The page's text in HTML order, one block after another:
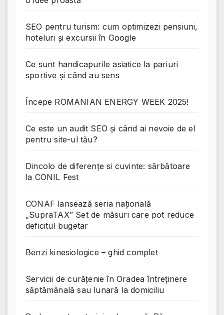
SEO pentru turism: cum optimizezi pensiuni,
hoteluri și excursii în Google
Ce sunt handicapurile asiatice la pariuri
sportive și când au sens
Începe ROMANIAN ENERGY WEEK 2025!
Ce este un audit SEO și când ai nevoie de el
pentru site-ul tău?
Dincolo de diferențe si cuvinte: sărbătoare
la CONIL Fest
CONAF lansează seria națională
„SupraTAX” Set de măsuri care pot reduce
deficitul bugetar
Benzi kinesiologice – ghid complet
Servicii de curățenie în Oradea întreținere
săptămânală sau lunară la domiciliu